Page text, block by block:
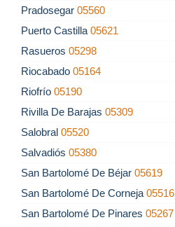
Pradosegar 05560
Puerto Castilla 05621
Rasueros 05298
Riocabado 05164
Riofrío 05190
Rivilla De Barajas 05309
Salobral 05520
Salvadiós 05380
San Bartolomé De Béjar 05619
San Bartolomé De Corneja 05516
San Bartolomé De Pinares 05267